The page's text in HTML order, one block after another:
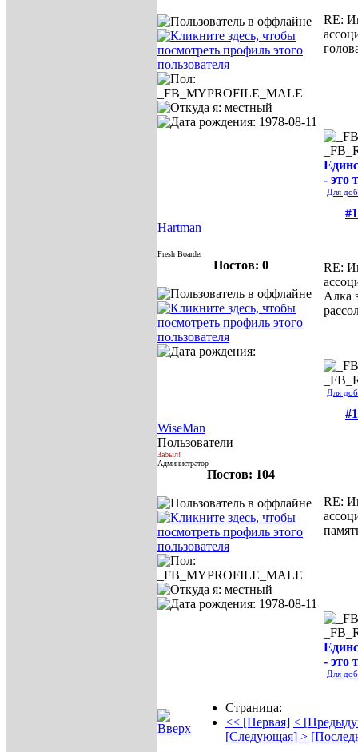
RE:
- это
Для
Hartman
Fresh Boarder
Постов: 0
RE:
Алка
Для
WiseMan
Пользователи
Забыл!
Администратор
Постов: 104
RE:
- это
Для
Страница:
<< [Первая] <
[Следующая] >